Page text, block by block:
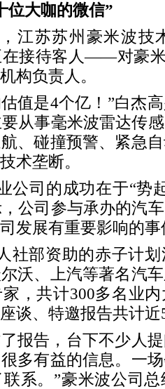
位大咖的微信”
江苏苏州豪米波技
在接待客人——对豪
构负责人。
值是4个亿！”白杰
从事毫米波雷达传
、碰撞预警、紧急
术垄断。
公司的成功在于“势
公司参与承办的汽
发展有重要影响的
社部资助的赤子计
沃、上汽等著名汽
，共计300多名业
谈、特邀报告共计近
报告，台下不少人
多有益的信息。一
系。”豪米波公司